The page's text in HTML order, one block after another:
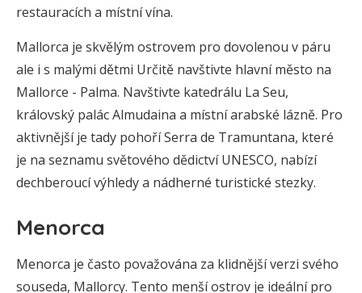
restauracích a místní vína.
Mallorca je skvělým ostrovem pro dovolenou v páru
ale i s malými dětmi Určitě navštivte hlavní město na
Mallorce - Palma. Navštivte katedrálu La Seu,
královský palác Almudaina a místní arabské lázně. Pro
aktivnější je tady pohoří Serra de Tramuntana, které
je na seznamu světového dědictví UNESCO, nabízí
dechberoucí výhledy a nádherné turistické stezky.
Menorca
Menorca je často považována za klidnější verzi svého
souseda, Mallorcy. Tento menší ostrov je ideální pro